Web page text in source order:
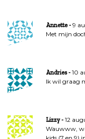
Annette
9
Met mijn
Andries
10
Ik wil graag
Lizzy
12
Wauwww,